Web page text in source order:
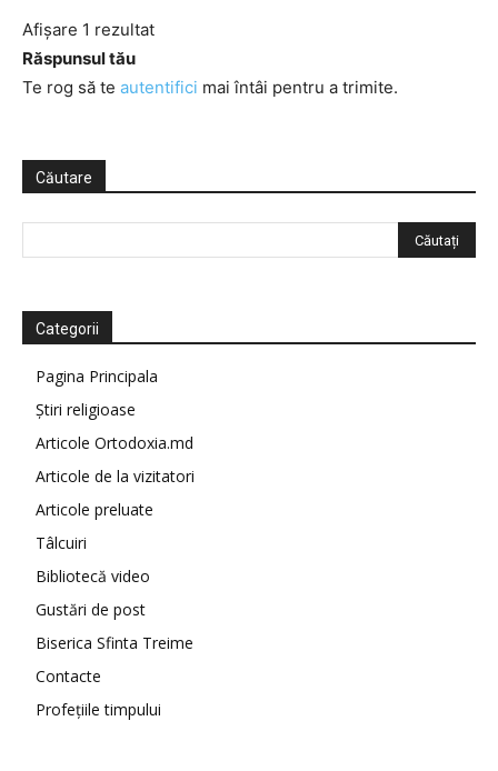
Afișare 1 rezultat
Răspunsul tău
Te rog să te autentifici mai întâi pentru a trimite.
Căutare
Categorii
Pagina Principala
Știri religioase
Articole Ortodoxia.md
Articole de la vizitatori
Articole preluate
Tâlcuiri
Bibliotecă video
Gustări de post
Biserica Sfinta Treime
Contacte
Profețiile timpului